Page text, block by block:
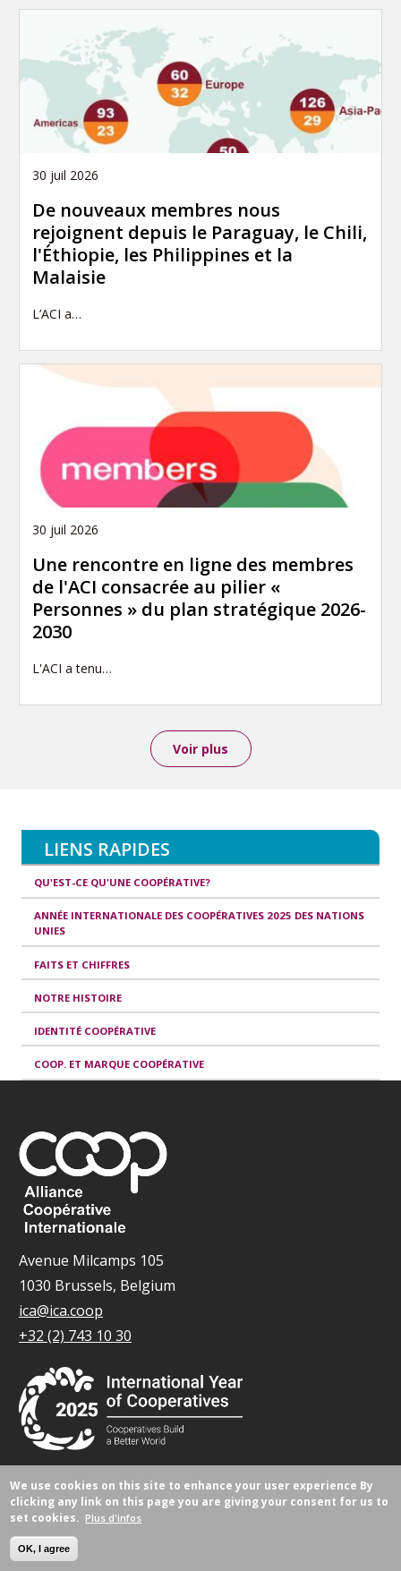
30 juil 2026
De nouveaux membres nous
rejoignent depuis le Paraguay, le Chili,
l'Éthiopie, les Philippines et la
Malaisie
L’ACI a…
30 juil 2026
Une rencontre en ligne des membres
de l'ACI consacrée au pilier «
Personnes » du plan stratégique 2026-
2030
L'ACI a tenu…
Voir plus
LIENS RAPIDES
QU'EST-CE QU'UNE COOPÉRATIVE?
ANNÉE INTERNATIONALE DES COOPÉRATIVES 2025 DES NATIONS
UNIES
FAITS ET CHIFFRES
NOTRE HISTOIRE
IDENTITÉ COOPÉRATIVE
COOP. ET MARQUE COOPÉRATIVE
Avenue Milcamps 105
1030 Brussels, Belgium
ica@ica.coop
+32 (2) 743 10 30
© Tous droits réservés 2026.
We use cookies on this site to enhance your user experience By
clicking any link on this page you are giving your consent for us to
set cookies. Plus d'infos
OK, I agree